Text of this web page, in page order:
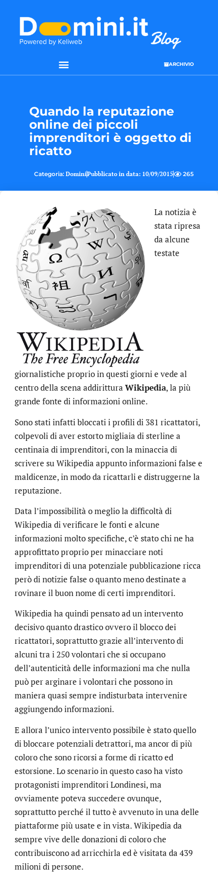
ARCHIVIO
Quando la reputazione
online dei piccoli
imprenditori è oggetto di
ricatto
Categoria: DominiPubblicato in data: 10/09/2015 265
La notizia è
stata ripresa
da alcune
testate
giornalistiche proprio in questi giorni e vede al
centro della scena addirittura Wikipedia, la più
grande fonte di informazioni online.
Sono stati infatti bloccati i profili di 381 ricattatori,
colpevoli di aver estorto migliaia di sterline a
centinaia di imprenditori, con la minaccia di
scrivere su Wikipedia appunto informazioni false e
maldicenze, in modo da ricattarli e distruggerne la
reputazione.
Data l’impossibilità o meglio la difficoltà di
Wikipedia di verificare le fonti e alcune
informazioni molto specifiche, c’è stato chi ne ha
approfittato proprio per minacciare noti
imprenditori di una potenziale pubblicazione ricca
però di notizie false o quanto meno destinate a
rovinare il buon nome di certi imprenditori.
Wikipedia ha quindi pensato ad un intervento
decisivo quanto drastico ovvero il blocco dei
ricattatori, soprattutto grazie all’intervento di
alcuni tra i 250 volontari che si occupano
dell’autenticità delle informazioni ma che nulla
può per arginare i volontari che possono in
maniera quasi sempre indisturbata intervenire
aggiungendo informazioni.
E allora l’unico intervento possibile è stato quello
di bloccare potenziali detrattori, ma ancor di più
coloro che sono ricorsi a forme di ricatto ed
estorsione. Lo scenario in questo caso ha visto
protagonisti imprenditori Londinesi, ma
ovviamente poteva succedere ovunque,
soprattutto perché il tutto è avvenuto in una delle
piattaforme più usate e in vista. Wikipedia da
sempre vive delle donazioni di coloro che
contribuiscono ad arricchirla ed è visitata da 439
milioni di persone.